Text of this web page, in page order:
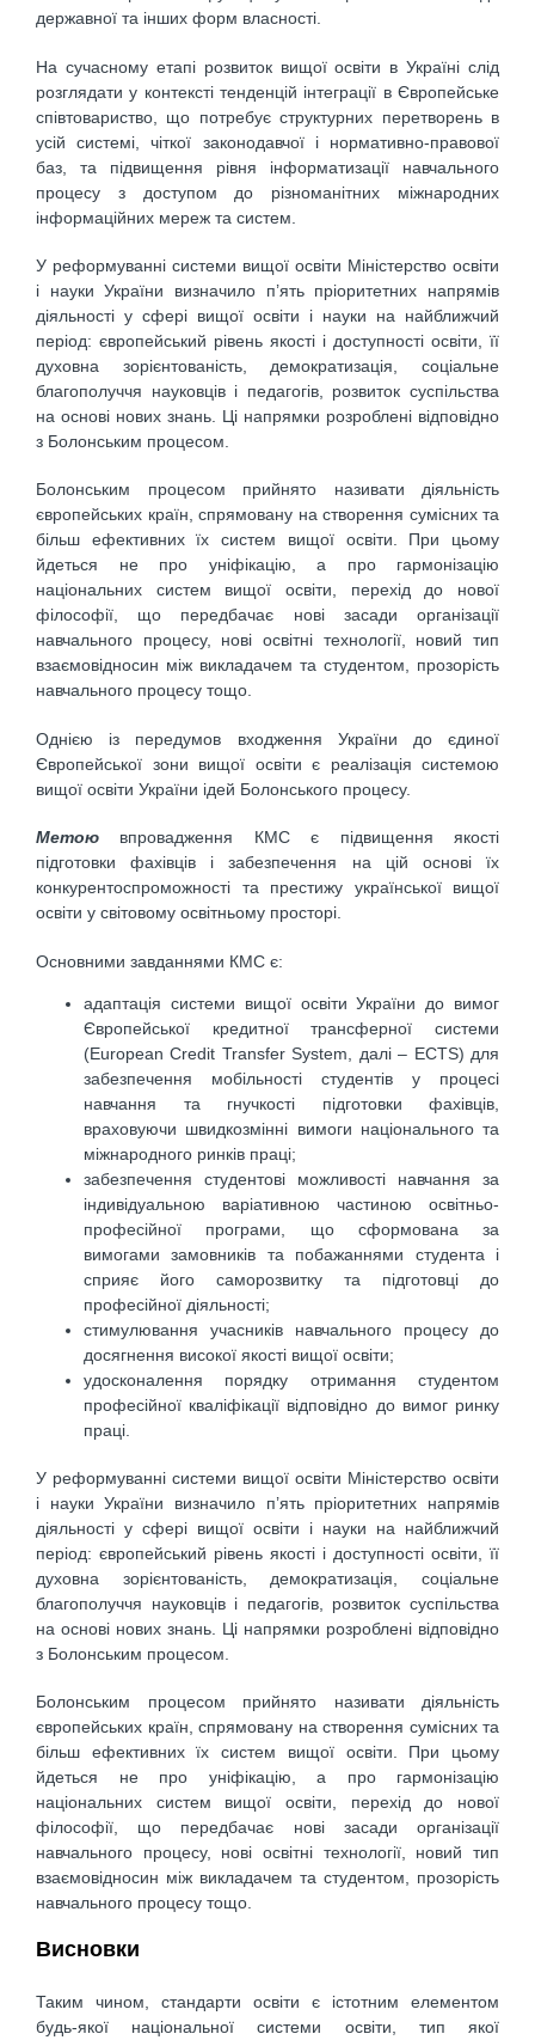
державної та інших форм власності.
На сучасному етапі розвиток вищої освіти в Україні слід
розглядати у контексті тенденцій інтеграції в Європейське
співтовариство, що потребує структурних перетворень в
усій системі, чіткої законодавчої і нормативно-правової
баз, та підвищення рівня інформатизації навчального
процесу з доступом до різноманітних міжнародних
інформаційних мереж та систем.
У реформуванні системи вищої освіти Міністерство освіти
і науки України визначило п’ять пріоритетних напрямів
діяльності у сфері вищої освіти і науки на найближчий
період: європейський рівень якості і доступності освіти, її
духовна зорієнтованість, демократизація, соціальне
благополуччя науковців і педагогів, розвиток суспільства
на основі нових знань. Ці напрямки розроблені відповідно
з Болонським процесом.
Болонським процесом прийнято називати діяльність
європейських країн, спрямовану на створення сумісних та
більш ефективних їх систем вищої освіти. При цьому
йдеться не про уніфікацію, а про гармонізацію
національних систем вищої освіти, перехід до нової
філософії, що передбачає нові засади організації
навчального процесу, нові освітні технології, новий тип
взаємовідносин між викладачем та студентом, прозорість
навчального процесу тощо.
Однією із передумов входження України до єдиної
Європейської зони вищої освіти є реалізація системою
вищої освіти України ідей Болонського процесу.
Метою впровадження КМС є підвищення якості
підготовки фахівців і забезпечення на цій основі їх
конкурентоспроможності та престижу української вищої
освіти у світовому освітньому просторі.
Основними завданнями КМС є:
адаптація системи вищої освіти України до вимог
Європейської кредитної трансферної системи
(European Credit Transfer System, далі – ECTS) для
забезпечення мобільності студентів у процесі
навчання та гнучкості підготовки фахівців,
враховуючи швидкозмінні вимоги національного та
міжнародного ринків праці;
забезпечення студентові можливості навчання за
індивідуальною варіативною частиною освітньо-
професійної програми, що сформована за
вимогами замовників та побажаннями студента і
сприяє його саморозвитку та підготовці до
професійної діяльності;
стимулювання учасників навчального процесу до
досягнення високої якості вищої освіти;
удосконалення порядку отримання студентом
професійної кваліфікації відповідно до вимог ринку
праці.
У реформуванні системи вищої освіти Міністерство освіти
і науки України визначило п’ять пріоритетних напрямів
діяльності у сфері вищої освіти і науки на найближчий
період: європейський рівень якості і доступності освіти, її
духовна зорієнтованість, демократизація, соціальне
благополуччя науковців і педагогів, розвиток суспільства
на основі нових знань. Ці напрямки розроблені відповідно
з Болонським процесом.
Болонським процесом прийнято називати діяльність
європейських країн, спрямовану на створення сумісних та
більш ефективних їх систем вищої освіти. При цьому
йдеться не про уніфікацію, а про гармонізацію
національних систем вищої освіти, перехід до нової
філософії, що передбачає нові засади організації
навчального процесу, нові освітні технології, новий тип
взаємовідносин між викладачем та студентом, прозорість
навчального процесу тощо.
Висновки
Таким чином, стандарти освіти є істотним елементом
будь-якої національної системи освіти, тип якої